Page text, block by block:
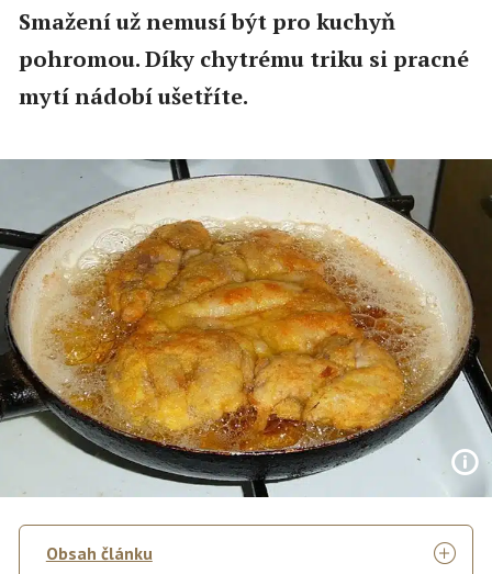
Smažení už nemusí být pro kuchyň
pohromou. Díky chytrému triku si pracné
mytí nádobí ušetříte.
Obsah článku